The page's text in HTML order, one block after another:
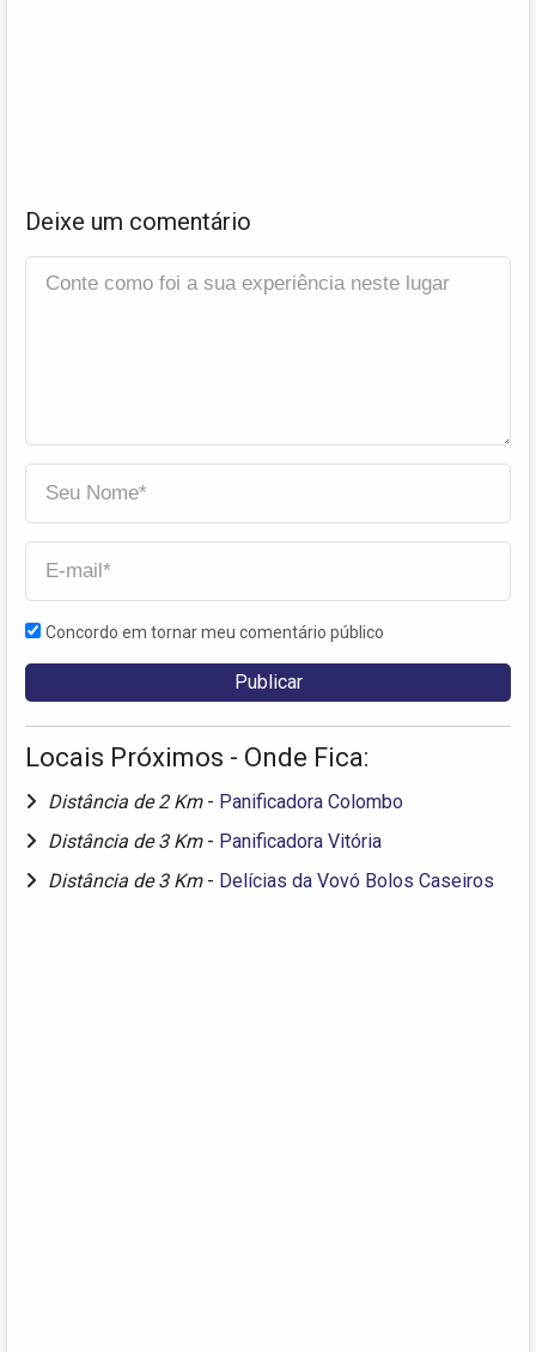
Deixe um comentário
Concordo em tornar meu comentário público
Locais Próximos - Onde Fica:
Distância de 2 Km - Panificadora Colombo
Distância de 3 Km - Panificadora Vitória
Distância de 3 Km - Delícias da Vovó Bolos Caseiros